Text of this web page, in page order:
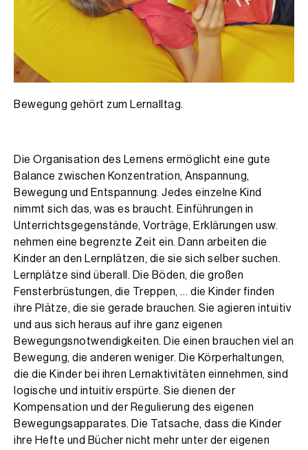
Bewegung gehört zum Lernalltag.
Die Organisation des Lernens ermöglicht eine gute
Balance zwischen Konzentration, Anspannung,
Bewegung und Entspannung. Jedes einzelne Kind
nimmt sich das, was es braucht. Einführungen in
Unterrichtsgegenstände, Vorträge, Erklärungen usw.
nehmen eine begrenzte Zeit ein. Dann arbeiten die
Kinder an den Lernplätzen, die sie sich selber suchen.
Lernplätze sind überall. Die Böden, die großen
Fensterbrüstungen, die Treppen, … die Kinder finden
ihre Plätze, die sie gerade brauchen. Sie agieren intuitiv
und aus sich heraus auf ihre ganz eigenen
Bewegungsnotwendigkeiten. Die einen brauchen viel an
Bewegung, die anderen weniger. Die Körperhaltungen,
die die Kinder bei ihren Lernaktivitäten einnehmen, sind
logische und intuitiv erspürte. Sie dienen der
Kompensation und der Regulierung des eigenen
Bewegungsapparates. Die Tatsache, dass die Kinder
ihre Hefte und Bücher nicht mehr unter der eigenen